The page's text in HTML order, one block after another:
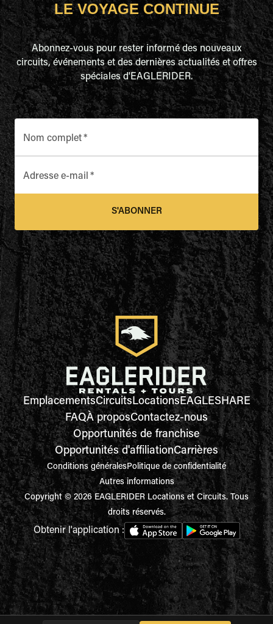
LE VOYAGE CONTINUE
Abonnez-vous pour rester informé des nouveaux
circuits, événements et des dernières actualités et offres
spéciales d'EAGLERIDER.
Nom complet*
Adresse e-mail *
S'ABONNER
EmplacementsCircuitsLocationsEAGLESHARE
FAQÀ proposContactez-nous
Opportunités de franchise
Opportunités d'affiliationCarrières
Conditions généralesPolitique de confidentialité
Autres informations
Copyright © 2026 EAGLERIDER Locations et Circuits. Tous
droits réservés.
Obtenir l'application :